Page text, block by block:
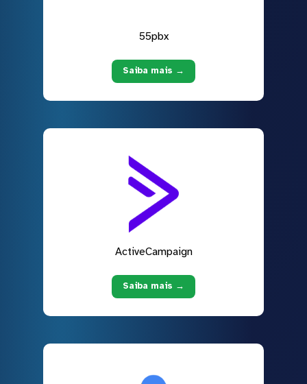
55pbx
Saiba mais →
ActiveCampaign
Saiba mais →